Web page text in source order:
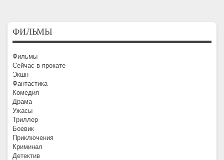
ФИЛЬМЫ
Фильмы
Сейчас в прокате
Экшн
Фантастика
Комедия
Драма
Ужасы
Триллер
Боевик
Приключения
Криминал
Детектив